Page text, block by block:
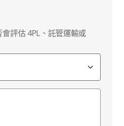
評估 4PL、託管運輸或